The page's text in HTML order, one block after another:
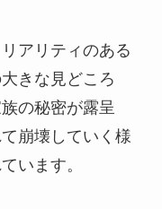
アリティのある
きな見どころ
の秘密が露呈
崩壊していく様
います。